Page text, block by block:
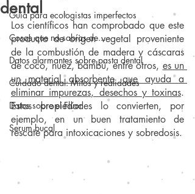
Guía para ecologistas imperfectos
Cosas que no sabías de...
Datos alarmantes sobre pasta dental
Cuidado dental: Mitos y realidades
Datos sobre el Flúor
Serum bucal
dental
Los científicos han comprobado que este
producto de origen vegetal proveniente
de la combustión de madera y cáscaras
de coco, nuez, bambú, entre otros, es un
un material absorbente que ayuda a
eliminar impurezas, desechos y toxinas.
Estas propiedades lo convierten, por
ejemplo, en un buen tratamiento de
rescate para intoxicaciones y sobredosis.